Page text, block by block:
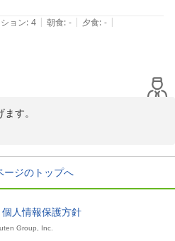
ョン: 4 | 朝食: - | 夕食: - |
す。
荘ですので仕事帰りでのレイトチ
回のお泊りをお待ちしております。
ージのトップへ
個人情報保護方針
Group, Inc.